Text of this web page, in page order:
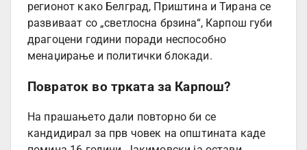
регионот како Белград, Приштина и Тирана се
развиваат со „светлосна брзина“, Карпош губи
драгоцени години поради неспособно
менаџирање и политички блокади.
Повраток во трката за Карпош?
На прашањето дали повторно би се
кандидирал за прв човек на општината каде